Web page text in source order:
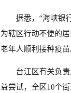
据悉，“海峡银
为辖区行动不便的
老年人顺利接种疫苗
台江区有关负
益尝试，全区10个